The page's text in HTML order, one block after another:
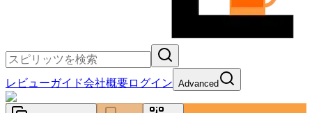
レビューガイド会社概要ログイン Advanced